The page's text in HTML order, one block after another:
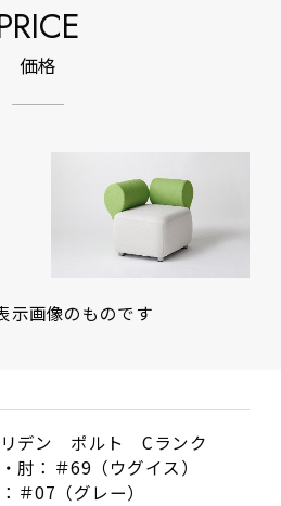
価格
示画像のものです
デン　ポルト　Cランク
肘：＃69（ウグイス）
＃07（グレー）